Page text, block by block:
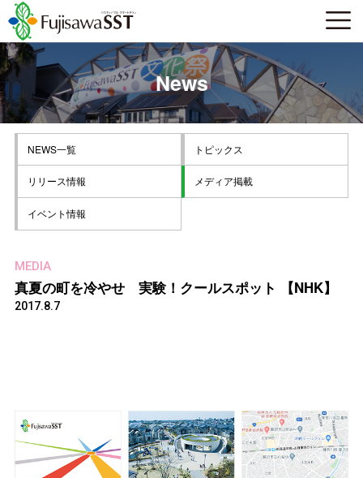
News
NEWS一覧 トピックス
リリース情報 メディア掲載
イベント情報
MEDIA
真夏の町を冷やせ 実験！クールスポット 【NHK】
2017.8.7